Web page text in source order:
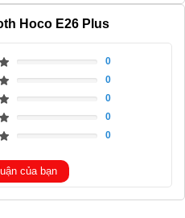
Hoco E26 Plus
0
0
0
0
0
của bạn